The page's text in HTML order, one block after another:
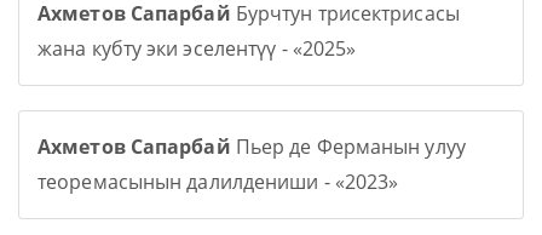
Ахметов Сапарбай Бурчтун трисектрисасы
жана кубту эки эселентүү - «2025»
Ахметов Сапарбай Пьер де Ферманын улуу
теоремасынын далилдениши - «2023»